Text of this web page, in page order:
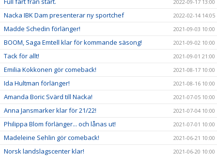
2022-09-17 13:00
Nacka IBK Dam presenterar ny sportchef 2022-02-14 14:05
Madde Schedin förlänger! 2021-09-03 10:00
BOOM, Saga Emtell klar för kommande säsong! 2021-09-02 10:00
Tack för allt! 2021-09-01 21:00
Emilia Kokkonen gör comeback! 2021-08-17 10:00
Ida Hultman förlänger! 2021-08-16 10:00
Amanda Boric Svärd till Nacka! 2021-07-05 10:00
Anna Jansmarker klar för 21/22! 2021-07-04 10:00
Philippa Blom förlänger... och lånas ut! 2021-07-01 10:00
Madeleine Sehlin gör comeback! 2021-06-21 10:00
Norsk landslagscenter klar! 2021-06-20 10:00